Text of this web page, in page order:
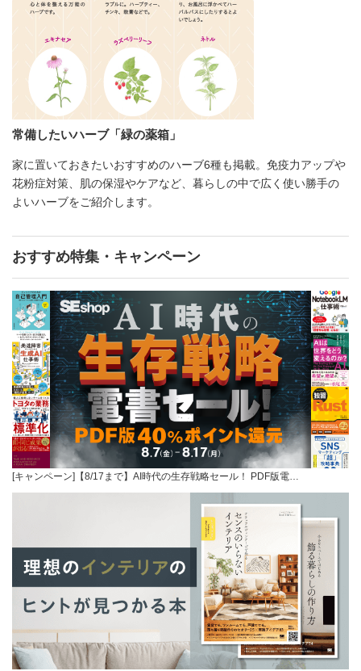
常備したいハーブ「緑の薬箱」
家に置いておきたいおすすめのハーブ6種も掲載。免疫力アップや
花粉症対策、肌の保湿やケアなど、暮らしの中で広く使い勝手の
よいハーブをご紹介します。
おすすめ特集・キャンペーン
[キャンペーン]【8/17まで】AI時代の生存戦略セール！ PDF版電…